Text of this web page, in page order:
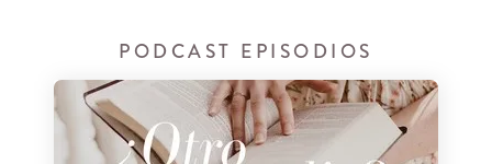
PODCAST EPISODIOS